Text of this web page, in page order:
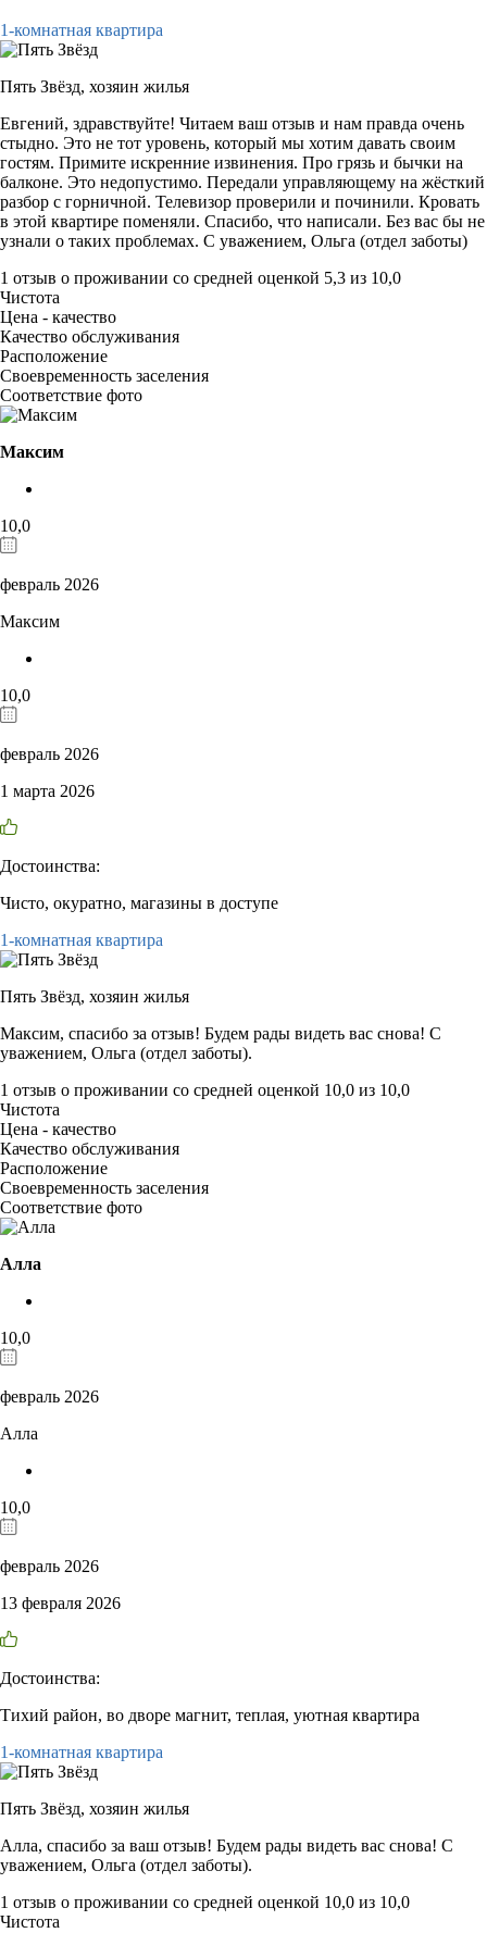
1-комнатная квартира
Пять Звёзд, хозяин жилья
Евгений, здравствуйте! Читаем ваш отзыв и нам правда очень
стыдно. Это не тот уровень, который мы хотим давать своим
гостям. Примите искренние извинения. Про грязь и бычки на
балконе. Это недопустимо. Передали управляющему на жёсткий
разбор с горничной. Телевизор проверили и починили. Кровать
в этой квартире поменяли. Спасибо, что написали. Без вас бы не
узнали о таких проблемах. С уважением, Ольга (отдел заботы)
1 отзыв о проживании со средней оценкой 5,3 из 10,0
Чистота
Цена - качество
Качество обслуживания
Расположение
Своевременность заселения
Соответствие фото
Максим
10,0
февраль 2026
Максим
10,0
февраль 2026
1 марта 2026
Достоинства:
Чисто, окуратно, магазины в доступе
1-комнатная квартира
Пять Звёзд, хозяин жилья
Максим, спасибо за отзыв! Будем рады видеть вас снова! С
уважением, Ольга (отдел заботы).
1 отзыв о проживании со средней оценкой 10,0 из 10,0
Чистота
Цена - качество
Качество обслуживания
Расположение
Своевременность заселения
Соответствие фото
Алла
10,0
февраль 2026
Алла
10,0
февраль 2026
13 февраля 2026
Достоинства:
Тихий район, во дворе магнит, теплая, уютная квартира
1-комнатная квартира
Пять Звёзд, хозяин жилья
Алла, спасибо за ваш отзыв! Будем рады видеть вас снова! С
уважением, Ольга (отдел заботы).
1 отзыв о проживании со средней оценкой 10,0 из 10,0
Чистота